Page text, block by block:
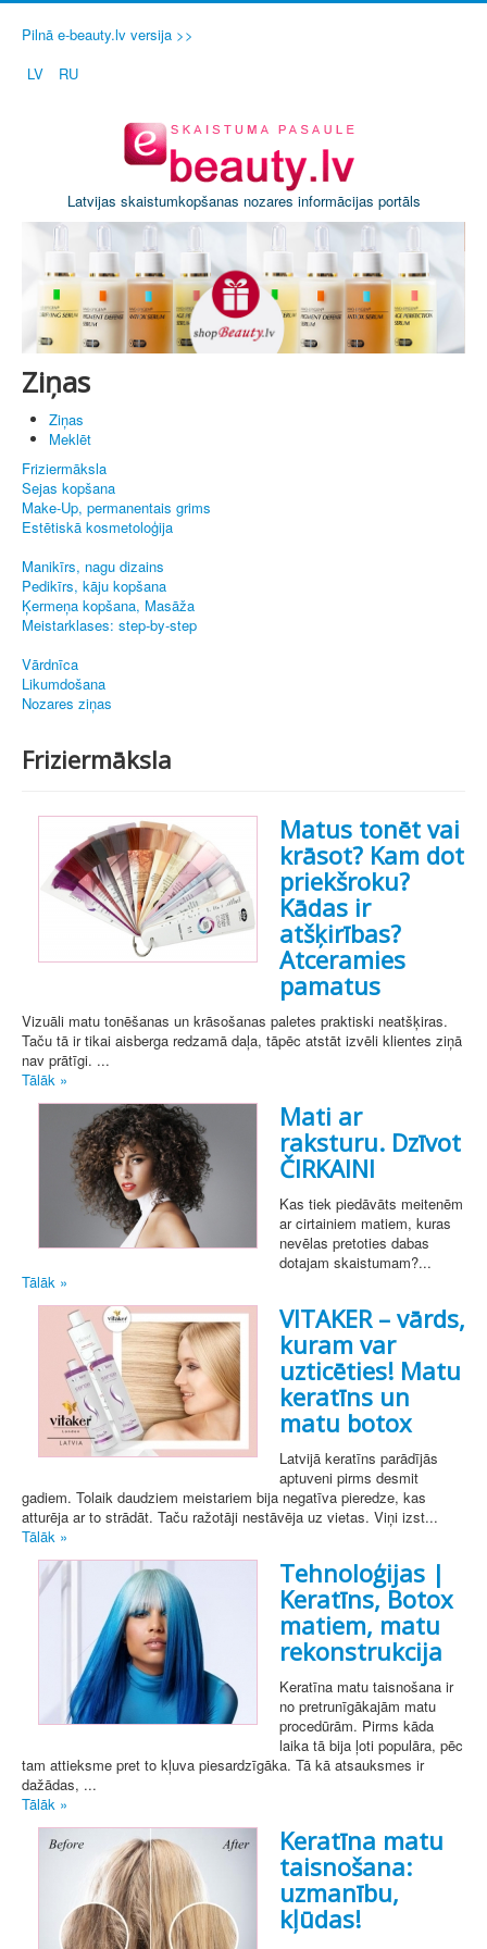
Pilnā e-beauty.lv versija >>
LV
RU
Latvijas skaistumkopšanas nozares informācijas portāls
Ziņas
Ziņas
Meklēt
Friziermāksla
Sejas kopšana
Make-Up, permanentais grims
Estētiskā kosmetoloģija
Manikīrs, nagu dizains
Pedikīrs, kāju kopšana
Ķermeņa kopšana, Masāža
Meistarklases: step-by-step
Vārdnīca
Likumdošana
Nozares ziņas
Friziermāksla
Matus tonēt vai
krāsot? Kam dot
priekšroku?
Kādas ir
atšķirības?
Atceramies
pamatus
Vizuāli matu tonēšanas un krāsošanas paletes praktiski neatšķiras.
Taču tā ir tikai aisberga redzamā daļa, tāpēc atstāt izvēli klientes ziņā
nav prātīgi. ...
Tālāk »
Mati ar
raksturu. Dzīvot
ČIRKAINI
Kas tiek piedāvāts meitenēm
ar cirtainiem matiem, kuras
nevēlas pretoties dabas
dotajam skaistumam?...
Tālāk »
VITAKER – vārds,
kuram var
uzticēties! Matu
keratīns un
matu botox
Latvijā keratīns parādījās
aptuveni pirms desmit
gadiem. Tolaik daudziem meistariem bija negatīva pieredze, kas
atturēja ar to strādāt. Taču ražotāji nestāvēja uz vietas. Viņi izst...
Tālāk »
Tehnoloģijas |
Keratīns, Botox
matiem, matu
rekonstrukcija
Keratīna matu taisnošana ir
no pretrunīgākajām matu
procedūrām. Pirms kāda
laika tā bija ļoti populāra, pēc
tam attieksme pret to kļuva piesardzīgāka. Tā kā atsauksmes ir
dažādas, ...
Tālāk »
Keratīna matu
taisnošana:
uzmanību,
kļūdas!